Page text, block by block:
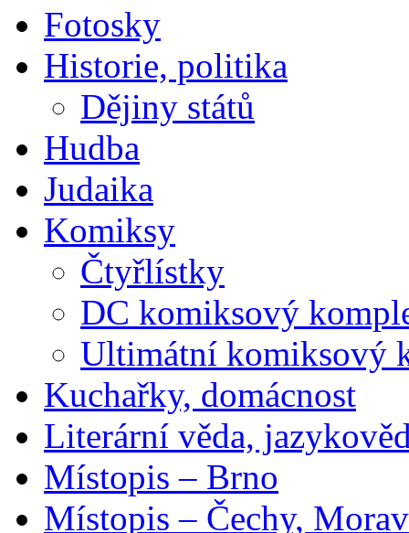
Fotosky
Historie, politika
Dějiny států
Hudba
Judaika
Komiksy
Čtyřlístky
DC komiksový
Ultimátní komiksový
Kuchařky, domácnost
Literární věda,
Místopis – Brno
Místopis – Čechy,